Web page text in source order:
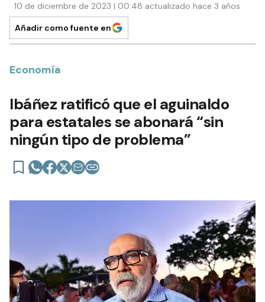
10 de diciembre de 2023 | 00:48 actualizado hace 3 años
Añadir como fuente en
Economía
Ibáñez ratificó que el aguinaldo
para estatales se abonará “sin
ningún tipo de problema”